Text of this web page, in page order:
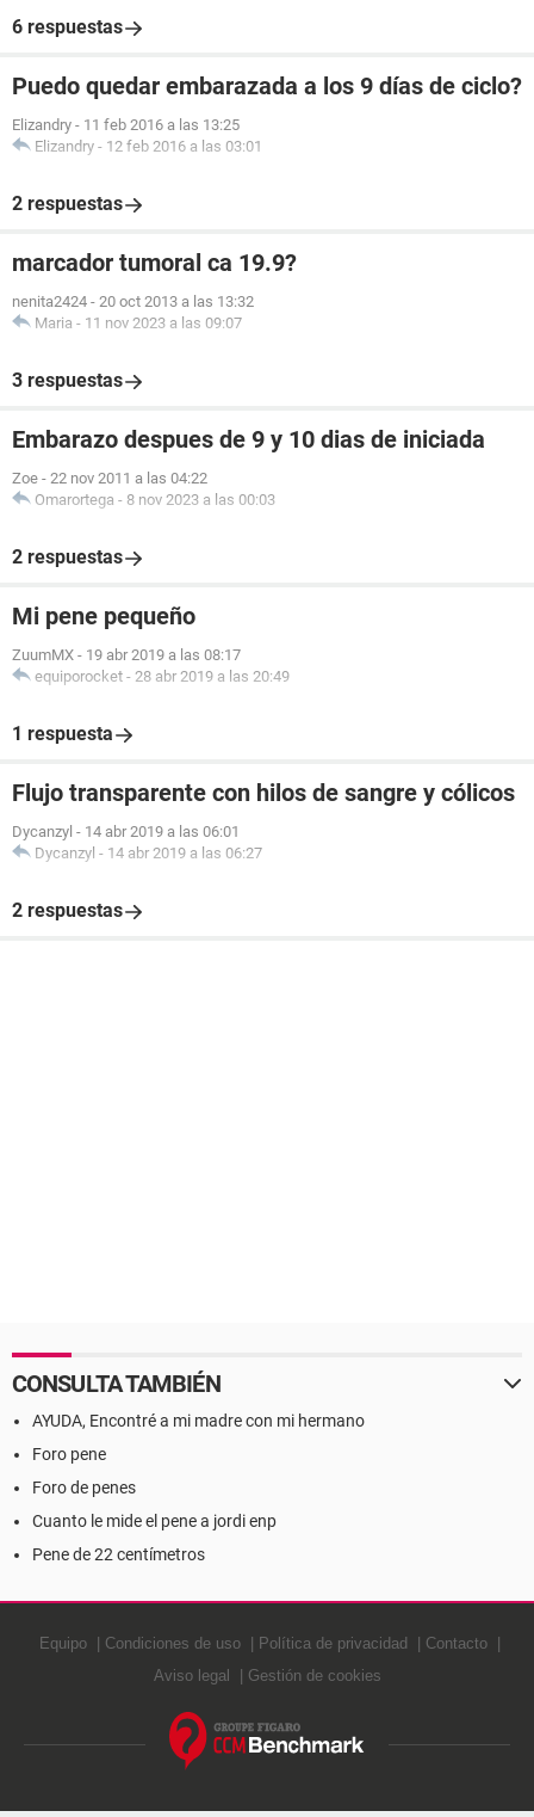
6 respuestas
Puedo quedar embarazada a los 9 días de ciclo?
Elizandry - 11 feb 2016 a las 13:25
Elizandry - 12 feb 2016 a las 03:01
2 respuestas
marcador tumoral ca 19.9?
nenita2424 - 20 oct 2013 a las 13:32
Maria - 11 nov 2023 a las 09:07
3 respuestas
Embarazo despues de 9 y 10 dias de iniciada
Zoe - 22 nov 2011 a las 04:22
Omarortega - 8 nov 2023 a las 00:03
2 respuestas
Mi pene pequeño
ZuumMX - 19 abr 2019 a las 08:17
equiporocket - 28 abr 2019 a las 20:49
1 respuesta
Flujo transparente con hilos de sangre y cólicos
Dycanzyl - 14 abr 2019 a las 06:01
Dycanzyl - 14 abr 2019 a las 06:27
2 respuestas
CONSULTA TAMBIÉN
AYUDA, Encontré a mi madre con mi hermano
Foro pene
Foro de penes
Cuanto le mide el pene a jordi enp
Pene de 22 centímetros
Equipo Condiciones de uso Política de privacidad
Contacto
Aviso legal
Gestión de cookies